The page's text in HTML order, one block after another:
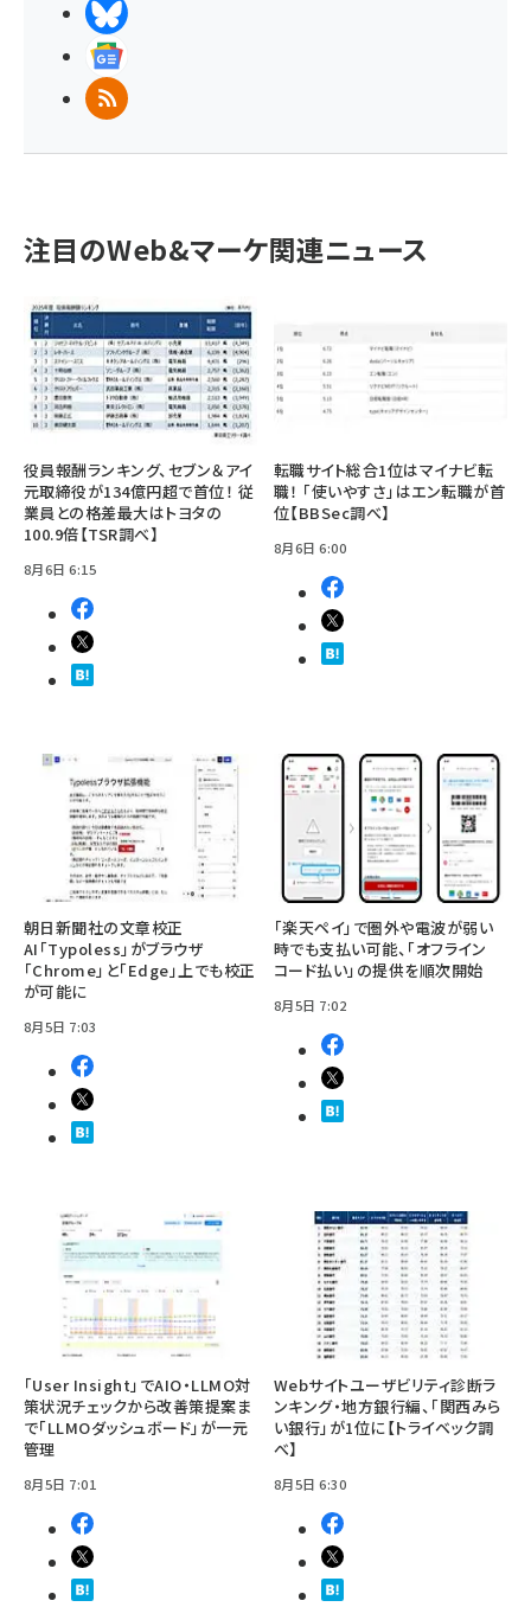
RSS
注目のWeb&マーケ関連ニュース
役員報酬ランキング、セブン＆アイ
元取締役が134億円超で首位！ 従
業員との格差最大はトヨタの
100.9倍【TSR調べ】
8月6日 6:15
転職サイト総合1位はマイナビ転
職！ 「使いやすさ」はエン転職が首
位【BBSec調べ】
8月6日 6:00
朝日新聞社の文章校正
AI「Typoless」がブラウザ
「Chrome」と「Edge」上でも校正
が可能に
8月5日 7:03
「楽天ペイ」で圏外や電波が弱い
時でも支払い可能、「オフライン
コード払い」の提供を順次開始
8月5日 7:02
「User Insight」でAIO・LLMO対
策状況チェックから改善策提案ま
で「LLMOダッシュボード」が一元
管理
8月5日 7:01
Webサイトユーザビリティ診断ラ
ンキング・地方銀行編、「関西みら
い銀行」が1位に【トライベック調
べ】
8月5日 6:30